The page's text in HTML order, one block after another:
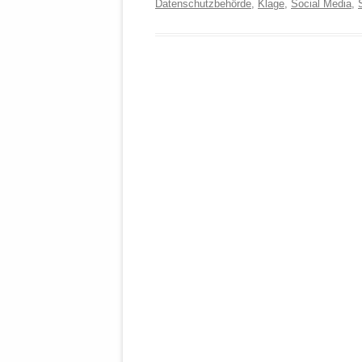
Datenschutzbehörde, Klage, Social Media,